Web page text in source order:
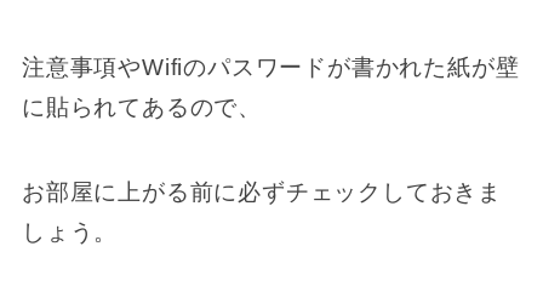
注意事項やWifiのパスワードが書かれた紙が壁
に貼られてあるので、
お部屋に上がる前に必ずチェックしておきま
しょう。